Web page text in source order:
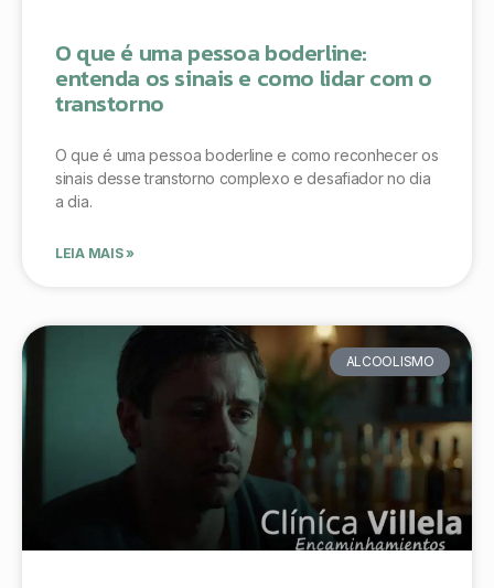
O que é uma pessoa boderline:
entenda os sinais e como lidar com o
transtorno
O que é uma pessoa boderline e como reconhecer os
sinais desse transtorno complexo e desafiador no dia
a dia.
LEIA MAIS »
ALCOOLISMO